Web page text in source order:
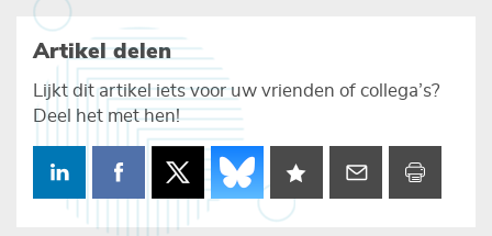
Artikel delen
Lijkt dit artikel iets voor uw vrienden of collega’s?
Deel het met hen!